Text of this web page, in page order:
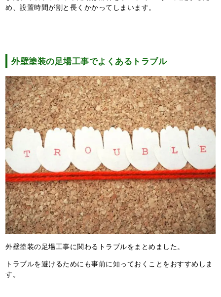
め、設置時間が割と長くかかってしまいます。
外壁塗装の足場工事でよくあるトラブル
外壁塗装の足場工事に関わるトラブルをまとめました。
トラブルを避けるためにも事前に知っておくことをおすすめしま
す。